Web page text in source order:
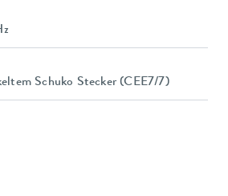
Schuko Stecker (CEE7/7)